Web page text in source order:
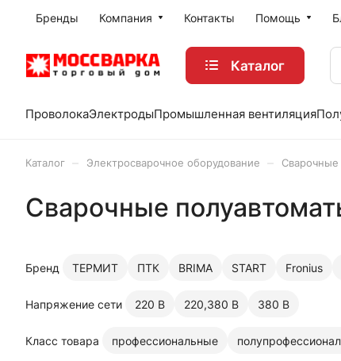
Бренды Компания Контакты Помощь
Каталог
ПроволокаЭлектродыПромышленная вентиляция
Каталог Электросварочное оборудование
Сварочные
Бренд ТЕРМИТ ПТК BRIMA START Fronius
Напряжение сети 220 В 220,380 В 380 В
Класс товара профессиональные